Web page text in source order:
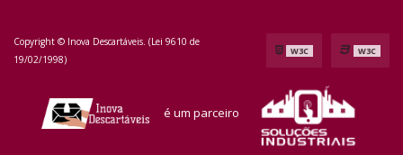
Copyright © Inova Descartáveis. (Lei 9610 de
19/02/1998)
W3C W3C
é um parceiro